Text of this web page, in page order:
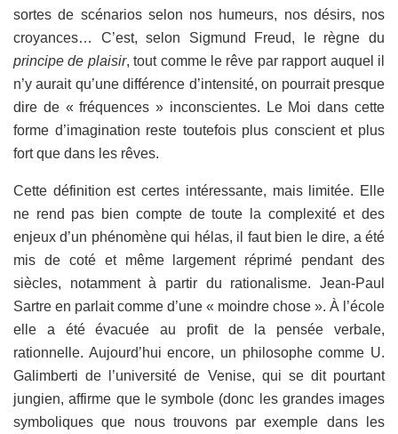
sortes de scénarios selon nos humeurs, nos désirs, nos
croyances… C’est, selon Sigmund Freud, le règne du
principe de plaisir, tout comme le rêve par rapport auquel il
n’y aurait qu’une différence d’intensité, on pourrait presque
dire de « fréquences » inconscientes. Le Moi dans cette
forme d’imagination reste toutefois plus conscient et plus
fort que dans les rêves.
Cette définition est certes intéressante, mais limitée. Elle
ne rend pas bien compte de toute la complexité et des
enjeux d’un phénomène qui hélas, il faut bien le dire, a été
mis de coté et même largement réprimé pendant des
siècles, notamment à partir du rationalisme. Jean-Paul
Sartre en parlait comme d’une « moindre chose ». À l’école
elle a été évacuée au profit de la pensée verbale,
rationnelle. Aujourd’hui encore, un philosophe comme U.
Galimberti de l’université de Venise, qui se dit pourtant
jungien, affirme que le symbole (donc les grandes images
symboliques que nous trouvons par exemple dans les